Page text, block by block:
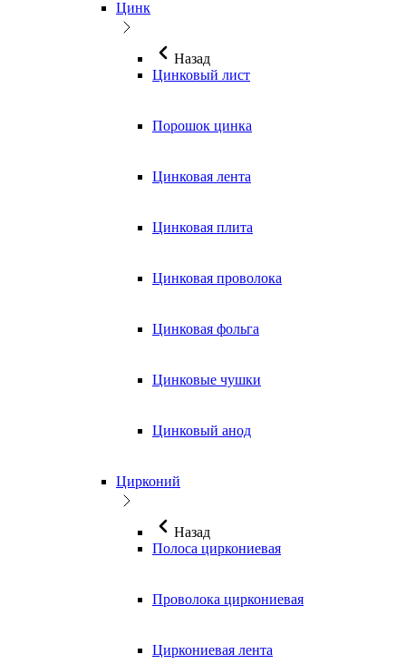
Цинк
Назад
Цинковый лист
Порошок цинка
Цинковая лента
Цинковая плита
Цинковая проволока
Цинковая фольга
Цинковые чушки
Цинковый анод
Цирконий
Назад
Полоса циркониевая
Проволока циркониевая
Циркониевая лента